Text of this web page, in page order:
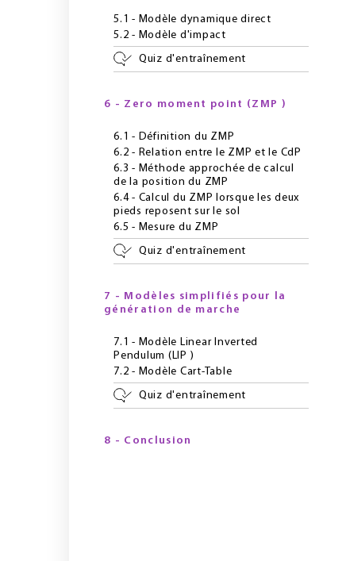
5.1 - Modèle dynamique direct
5.2 - Modèle d'impact
Quiz d'entraînement
6 - Zero moment point (ZMP )
6.1 - Définition du ZMP
6.2 - Relation entre le ZMP et le CdP
6.3 - Méthode approchée de calcul
de la position du ZMP
6.4 - Calcul du ZMP lorsque les deux
pieds reposent sur le sol
6.5 - Mesure du ZMP
Quiz d'entraînement
7 - Modèles simplifiés pour la
génération de marche
7.1 - Modèle Linear Inverted
Pendulum (LIP )
7.2 - Modèle Cart-Table
Quiz d'entraînement
8 - Conclusion